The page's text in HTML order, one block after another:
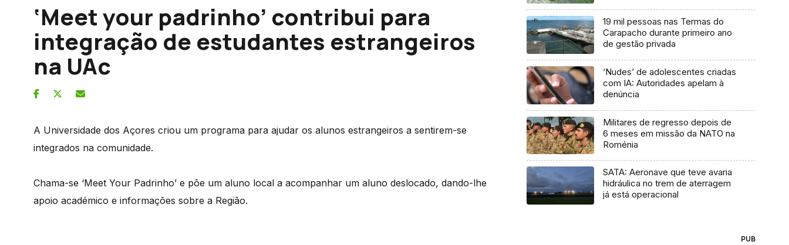
‘Meet your padrinho’ contribui para
integração de estudantes estrangeiros
na UAc
A Universidade dos Açores criou um programa para ajudar os alunos estrangeiros a sentirem-se
integrados na comunidade.
Chama-se ‘Meet Your Padrinho’ e põe um aluno local a acompanhar um aluno deslocado, dando-lhe
apoio académico e informações sobre a Região.
19 mil pessoas nas Termas do
Carapacho durante primeiro ano
de gestão privada
‘Nudes’ de adolescentes criadas
com IA: Autoridades apelam à
denúncia
Militares de regresso depois de
6 meses em missão da NATO na
Roménia
SATA: Aeronave que teve avaria
hidráulica no trem de aterragem
já está operacional
PUB